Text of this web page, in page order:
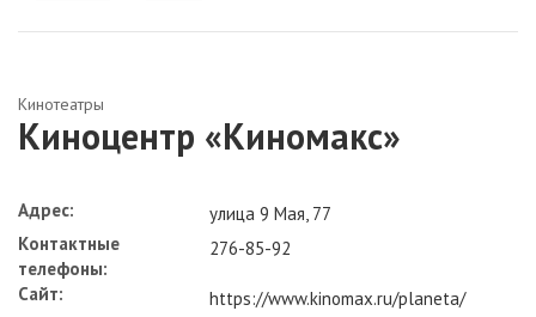
Кинотеатры
Киноцентр «Киномакс»
Адрес:
улица 9 Мая, 77
Контактные
телефоны:
276-85-92
Сайт: https://www.kinomax.ru/planeta/